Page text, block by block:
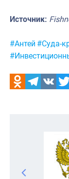
Источник:
Метки:
#Антей #Суда-